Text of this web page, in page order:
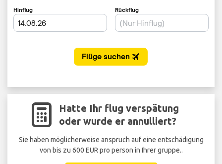
Hatte Ihr flug verspätung
oder wurde er annulliert?
Sie haben möglicherweise anspruch auf eine entschädigung
von bis zu 600 EUR pro person in Ihrer gruppe..